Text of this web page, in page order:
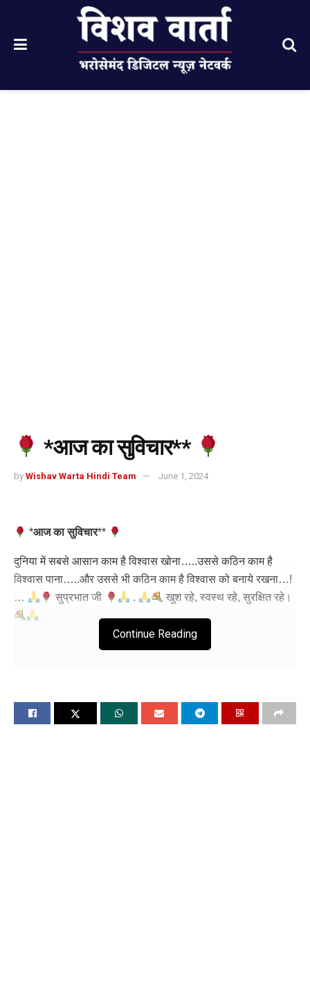
*आज का सुविचार**
by Wishav Warta Hindi Team June 1, 2024
*आज का सुविचार**
दुनिया में सबसे आसान काम है विश्वास खोना…..उससे कठिन काम है
विश्वास पाना…..और उससे भी कठिन काम है विश्वास को बनाये रखना…!
…
सुप्रभात जी . खुश रहे, स्वस्थ रहे, सुरक्षित रहे।
Continue Reading